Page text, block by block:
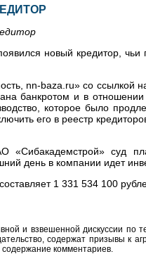
новый кредитор,
nn-baza.ru» со ссылкой
банкротом и в
которое было
его в реестр
«Сибакадемстрой» суд
день в компании идет
1 331 534 100
и взвешенной дискуссии
содержат призывы к
содержание комментариев.